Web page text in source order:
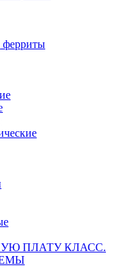
ферриты
ПЛАТУ КЛАСС.